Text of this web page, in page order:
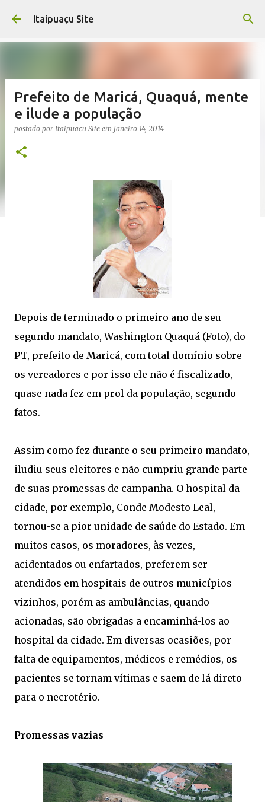
Pular para o conteúdo principal
Itaipuaçu Site
Prefeito de Maricá, Quaquá, mente
e ilude a população
postado por Itaipuaçu Site em janeiro 14, 2014
Depois de terminado o primeiro ano de seu
segundo mandato, Washington Quaquá (Foto), do
PT, prefeito de Maricá, com total domínio sobre
os vereadores e por isso ele não é fiscalizado,
quase nada fez em prol da população, segundo
fatos.
Assim como fez durante o seu primeiro mandato,
iludiu seus eleitores e não cumpriu grande parte
de suas promessas de campanha. O hospital da
cidade, por exemplo, Conde Modesto Leal,
tornou-se a pior unidade de saúde do Estado. Em
muitos casos, os moradores, às vezes,
acidentados ou enfartados, preferem ser
atendidos em hospitais de outros municípios
vizinhos, porém as ambulâncias, quando
acionadas, são obrigadas a encaminhá-los ao
hospital da cidade. Em diversas ocasiões, por
falta de equipamentos, médicos e remédios, os
pacientes se tornam vítimas e saem de lá direto
para o necrotério.
Promessas vazias